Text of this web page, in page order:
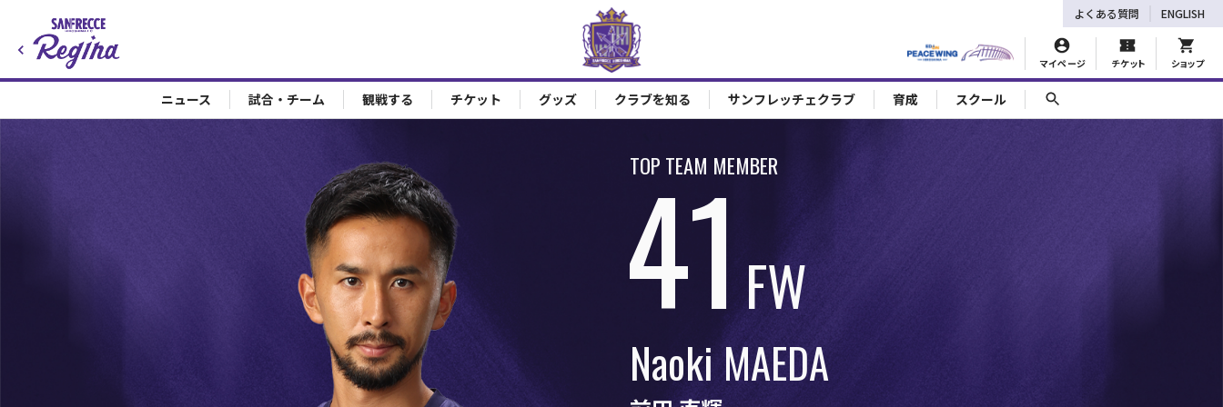
マイページ チケット ショップ
よくある質問 ENGLISH
ニュース 試合・チーム 観戦する チケット グッズ クラブを知る サンフレッチェクラブ 育成 スクール
TOP TEAM MEMBER
41 FW
Naoki MAEDA